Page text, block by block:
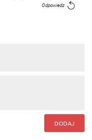
Odpowiedz
deser mojego
Odpowiedz
DODAJ